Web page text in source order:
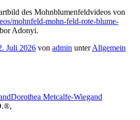
des Mohnblumenfeldvideos von
mohnfeld-mohn-feld-rote-blume-
Adonyi.
Juli 2026 von admin unterAllgemein
Dorothea Metcalfe-Wiegand